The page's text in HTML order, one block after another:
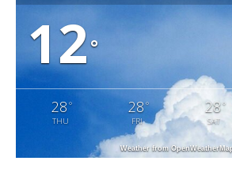
12°
28°
THU
28°
FRI
28°
SAT
Weather from